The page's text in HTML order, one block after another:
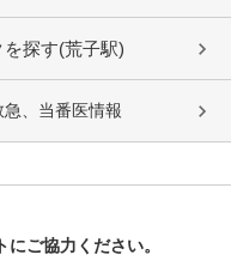
探す(荒子駅)
、当番医情報
ご協力ください。